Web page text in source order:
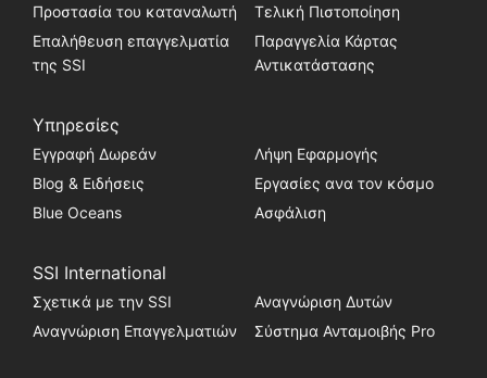
Προστασία του καταναλωτή
Τελική Πιστοποίηση
Επαλήθευση επαγγελματία
της SSI
Παραγγελία Κάρτας
Αντικατάστασης
Υπηρεσίες
Εγγραφή Δωρεάν
Λήψη Εφαρμογής
Blog & Ειδήσεις
Εργασίες ανα τον κόσμο
Blue Oceans
Ασφάλιση
SSI International
Σχετικά με την SSI
Αναγνώριση Δυτών
Αναγνώριση Επαγγελματιών
Σύστημα Ανταμοιβής Pro